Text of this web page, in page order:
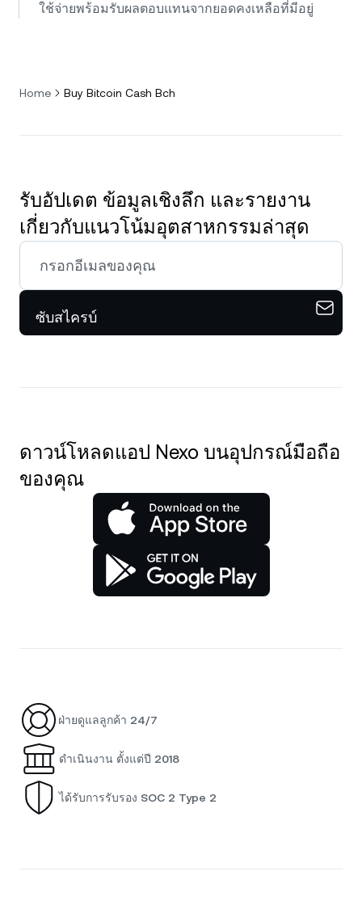
ใช้จ่ายพร้อมรับผลตอบแทนจากยอดคงเหลือที่มีอยู่
Home Buy Bitcoin Cash Bch
รับอัปเดต ข้อมูลเชิงลึก และรายงาน
เกี่ยวกับแนวโน้มอุตสาหกรรมล่าสุด
ซับสไครบ์
ดาวน์โหลดแอป Nexo บนอุปกรณ์มือถือ
ของคุณ
ฝ่ายดูแลลูกค้า 24/7
ดำเนินงาน ตั้งแต่ปี 2018
ได้รับการรับรอง SOC 2 Type 2